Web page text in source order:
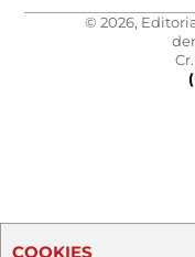
© 2026,
COOKIES